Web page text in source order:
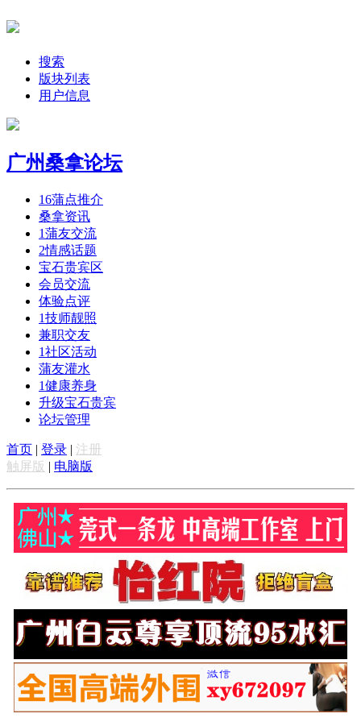
搜索
版块列表
用户信息
广州桑拿论坛
16蒲点推介
桑拿资讯
1蒲友交流
2情感话题
宝石贵宾区
会员交流
体验点评
1技师靓照
兼职交友
1社区活动
蒲友灌水
1健康养身
升级宝石贵宾
论坛管理
首页 | 登录 | 注册
触屏版 | 电脑版